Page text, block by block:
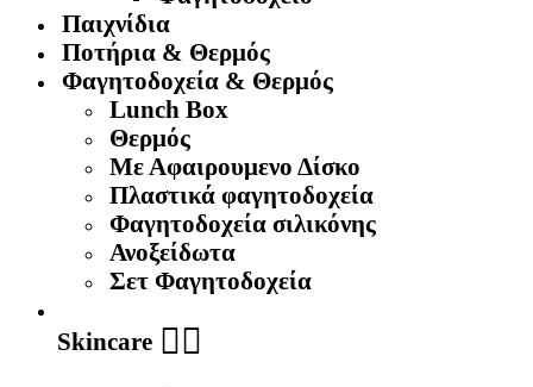
Παιχνίδια
Ποτήρια & Θερμός
Φαγητοδοχεία & Θερμός
Lunch Box
Θερμός
Με Αφαιρουμενο Δίσκο
Πλαστικά φαγητοδοχεία
Φαγητοδοχεία σιλικόνης
Ανοξείδωτα
Σετ Φαγητοδοχεία
Skincare 🧖‍♀️